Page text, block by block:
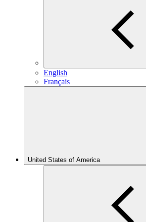
English
Français
United States of America